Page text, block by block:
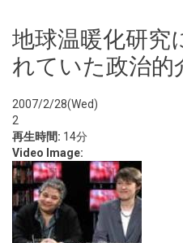
地球温暖化研究
れていた政治的
2007/2/28(Wed)
2
再生時間: 14分
Video Image: